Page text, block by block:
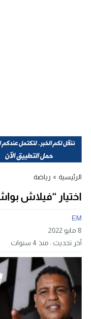
الرئيسية » رياضة
اختيار “فيلاش
EM
8 مايو 2022
آخر تحديث : منذ 4 سنوات